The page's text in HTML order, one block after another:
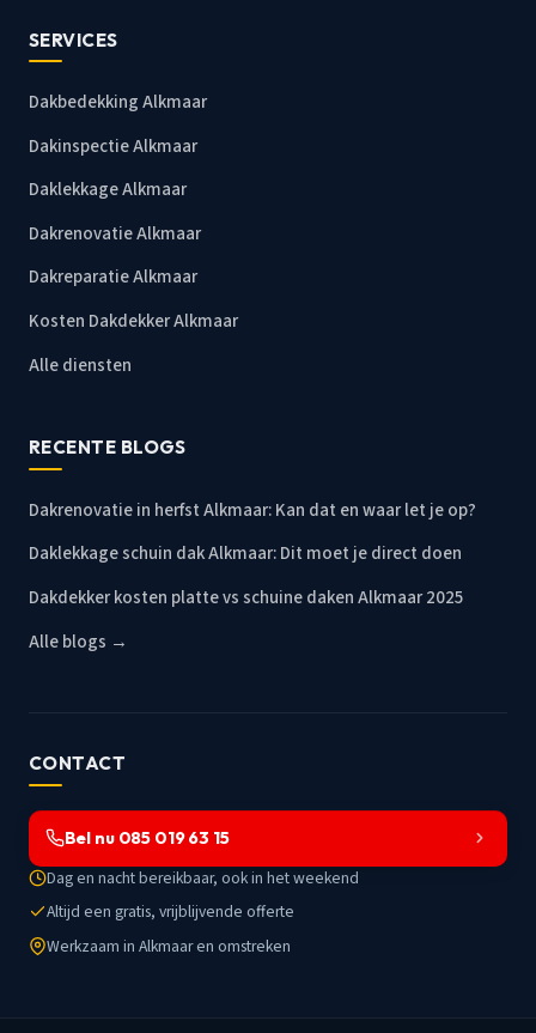
SERVICES
Dakbedekking Alkmaar
Dakinspectie Alkmaar
Daklekkage Alkmaar
Dakrenovatie Alkmaar
Dakreparatie Alkmaar
Kosten Dakdekker Alkmaar
Alle diensten
RECENTE BLOGS
Dakrenovatie in herfst Alkmaar: Kan dat en waar let je op?
Daklekkage schuin dak Alkmaar: Dit moet je direct doen
Dakdekker kosten platte vs schuine daken Alkmaar 2025
Alle blogs →
CONTACT
Bel nu 085 019 63 15
Dag en nacht bereikbaar, ook in het weekend
Altijd een gratis, vrijblijvende offerte
Werkzaam in Alkmaar en omstreken